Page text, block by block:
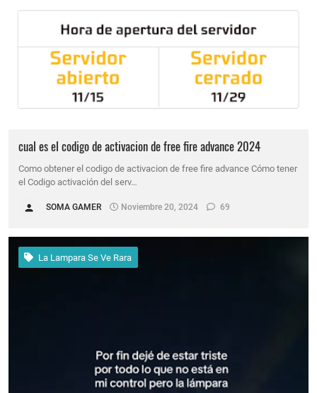
cual es el codigo de activacion de free fire advance 2024
Como obtener el codigo de activacion de free fire advance Cómo tener
el Codigo activación del serv…
SOMA GAMER Noviembre 20, 2024 69
La Lampara Se Ve Rara